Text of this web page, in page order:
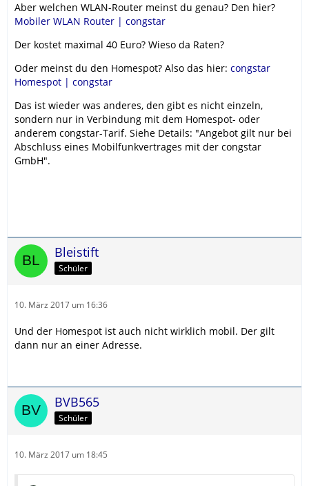
Aber welchen WLAN-Router meinst du genau? Den hier?
Mobiler WLAN Router | congstar
Der kostet maximal 40 Euro? Wieso da Raten?
Oder meinst du den Homespot? Also das hier: congstar
Homespot | congstar
Das ist wieder was anderes, den gibt es nicht einzeln,
sondern nur in Verbindung mit dem Homespot- oder
anderem congstar-Tarif. Siehe Details: "Angebot gilt nur bei
Abschluss eines Mobilfunkvertrages mit der congstar
GmbH".
Bleistift
Schüler
10. März 2017 um 16:36
Und der Homespot ist auch nicht wirklich mobil. Der gilt
dann nur an einer Adresse.
BVB565
Schüler
10. März 2017 um 18:45